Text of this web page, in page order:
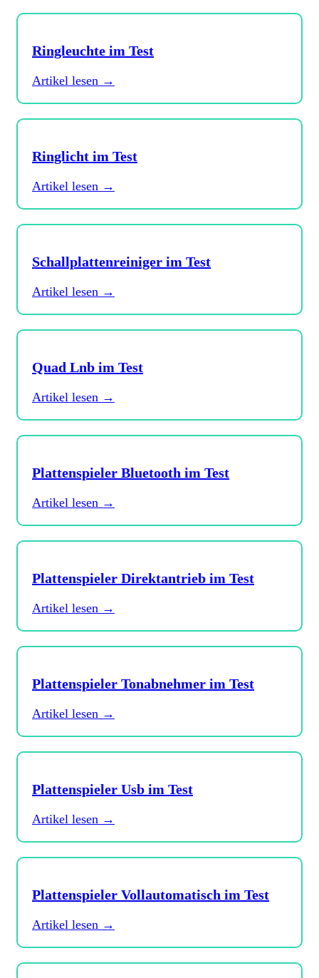
Ringleuchte im Test
Artikel lesen →
Ringlicht im Test
Artikel lesen →
Schallplattenreiniger im Test
Artikel lesen →
Quad Lnb im Test
Artikel lesen →
Plattenspieler Bluetooth im Test
Artikel lesen →
Plattenspieler Direktantrieb im Test
Artikel lesen →
Plattenspieler Tonabnehmer im Test
Artikel lesen →
Plattenspieler Usb im Test
Artikel lesen →
Plattenspieler Vollautomatisch im Test
Artikel lesen →